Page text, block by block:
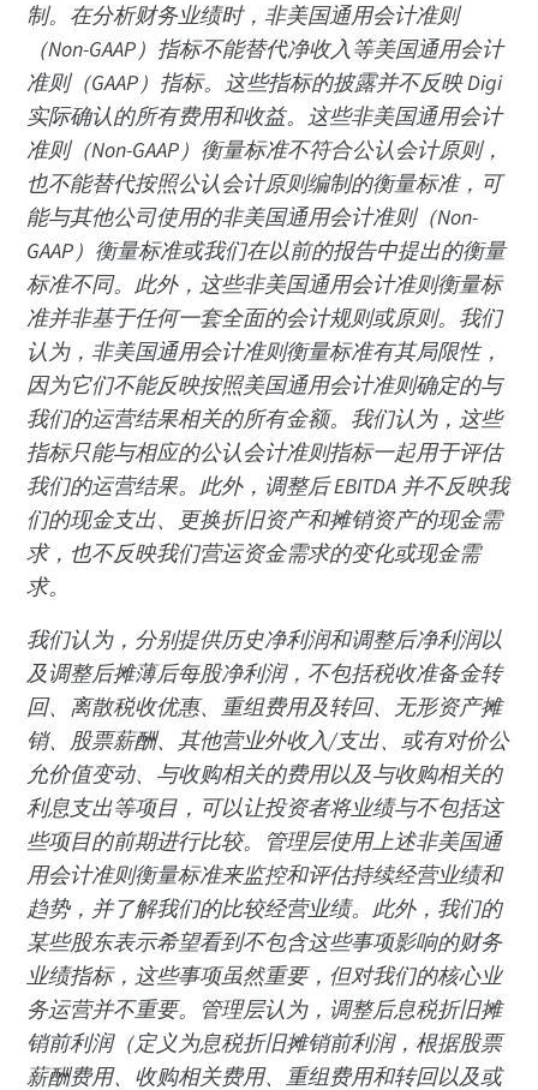
制。在分析财务业绩时，非美国通用会计准则
（Non-GAAP）指标不能替代净收入等美国通用会计
准则（GAAP）指标。这些指标的披露并不反映 Digi
实际确认的所有费用和收益。这些非美国通用会计
准则（Non-GAAP）衡量标准不符合公认会计原则，
也不能替代按照公认会计原则编制的衡量标准，可
能与其他公司使用的非美国通用会计准则（Non-
GAAP）衡量标准或我们在以前的报告中提出的衡量
标准不同。此外，这些非美国通用会计准则衡量标
准并非基于任何一套全面的会计规则或原则。我们
认为，非美国通用会计准则衡量标准有其局限性，
因为它们不能反映按照美国通用会计准则确定的与
我们的运营结果相关的所有金额。我们认为，这些
指标只能与相应的公认会计准则指标一起用于评估
我们的运营结果。此外，调整后 EBITDA 并不反映我
们的现金支出、更换折旧资产和摊销资产的现金需
求，也不反映我们营运资金需求的变化或现金需
求。
我们认为，分别提供历史净利润和调整后净利润以
及调整后摊薄后每股净利润，不包括税收准备金转
回、离散税收优惠、重组费用及转回、无形资产摊
销、股票薪酬、其他营业外收入/支出、或有对价公
允价值变动、与收购相关的费用以及与收购相关的
利息支出等项目，可以让投资者将业绩与不包括这
些项目的前期进行比较。管理层使用上述非美国通
用会计准则衡量标准来监控和评估持续经营业绩和
趋势，并了解我们的比较经营业绩。此外，我们的
某些股东表示希望看到不包含这些事项影响的财务
业绩指标，这些事项虽然重要，但对我们的核心业
务运营并不重要。管理层认为，调整后息税折旧摊
销前利润（定义为息税折旧摊销前利润，根据股票
薪酬费用、收购相关费用、重组费用和转回以及或